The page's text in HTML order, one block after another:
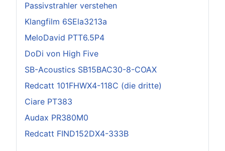
Passivstrahler verstehen
Klangfilm 6SEla3213a
MeloDavid PTT6.5P4
DoDi von High Five
SB-Acoustics SB15BAC30-8-COAX
Redcatt 101FHWX4-118C (die dritte)
Ciare PT383
Audax PR380M0
Redcatt FIND152DX4-333B